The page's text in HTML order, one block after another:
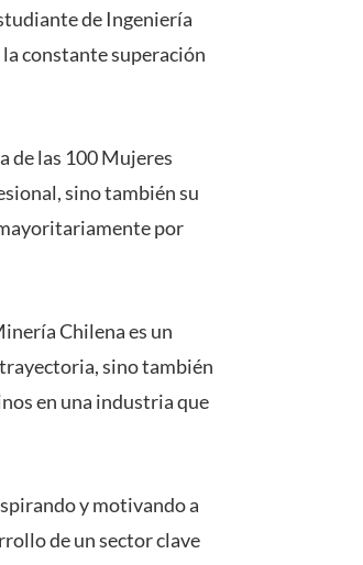
de Ingeniería
constante superación
de las 100 Mujeres
sino también su
por
Chilena es un
sino también
en una industria que
y motivando a
de un sector clave